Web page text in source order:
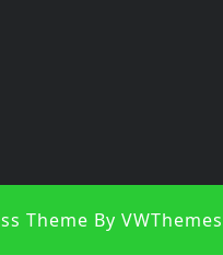
Theme By VWThemes